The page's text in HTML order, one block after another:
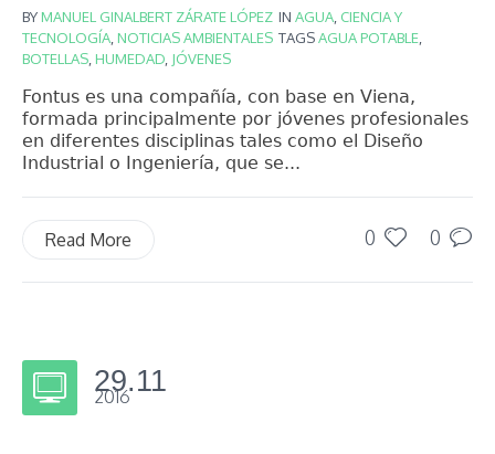
BYMANUEL GINALBERT ZÁRATE LÓPEZ IN AGUA CIENCIA Y
TECNOLOGÍA NOTICIAS AMBIENTALES TAGSAGUA POTABLE
BOTELLAS HUMEDAD JÓVENES
Fontus es una compañía, con base en Viena,
formada principalmente por jóvenes profesionales
en diferentes disciplinas tales como el Diseño
Industrial o Ingeniería, que se...
0 0
Read More
29.11
2016